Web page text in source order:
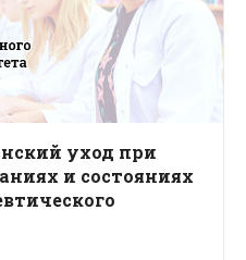
уход при
и состояниях